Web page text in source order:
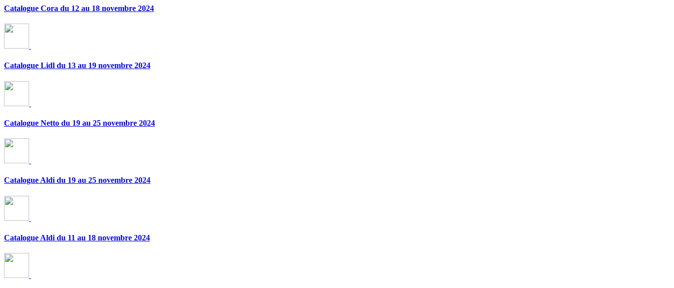
Catalogue Cora du 12 au 18 novembre 2024
Catalogue Lidl du 13 au 19 novembre 2024
Catalogue Netto du 19 au 25 novembre 2024
Catalogue Aldi du 19 au 25 novembre 2024
Catalogue Aldi du 11 au 18 novembre 2024